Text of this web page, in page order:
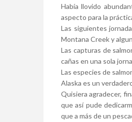
Había llovido
aspecto para la
Las siguientes
Montana Creek y
Las capturas de
cañas en una sola
Las especies de
Alaska es un
Quisiera agradecer,
que así pude
que a más de un